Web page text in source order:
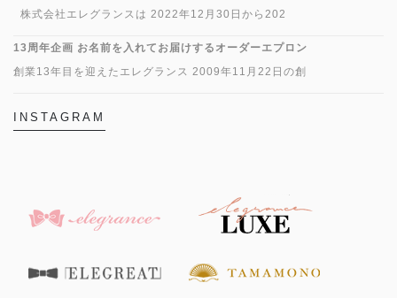
株式会社エレグランスは 2022年12月30日から202
13周年企画 お名前を入れてお届けするオーダーエプロン
創業13年目を迎えたエレグランス 2009年11月22日の創
INSTAGRAM